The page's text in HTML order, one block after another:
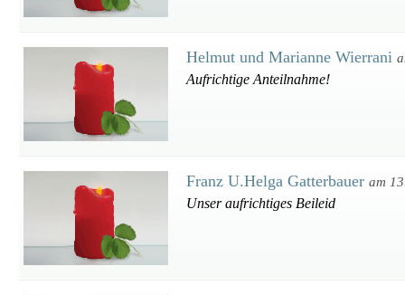
Helmut und Marianne Wierrani
Aufrichtige Anteilnahme!
Franz U.Helga Gatterbauer am
Unser aufrichtiges Beileid